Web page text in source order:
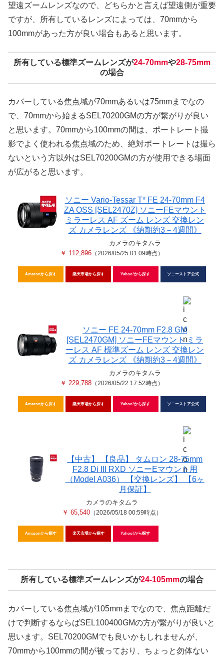
望遠ズームレンズなので、どちらかと言えば望遠側が重要
ですが、所有しているレンズによっては、70mmから
100mmがあった方が良い場合もあると思います。
所有している標準ズームレンズが24-70mmや28-75mm
の場合
カバーしている焦点域が70mmあるいは75mmまでなの
で、70mmから始まるSEL70200GMの方が繋がりが良い
と思います。70mmから100mmの間は、ポートレート撮
影でよく使われる焦点域のため、絶対ポートレートは撮ら
ないという方以外はSEL70200GMの方が使用できる場面
が広がると思います。
ソニー Vario-Tessar T* FE 24-70mm F4
ZA OSS [SEL2470Z] ソニーFEマウント
ミラーレス AF ズーム レンズ 交換レン
ズ カメラレンズ 《納期約3－4週間》
カメラのキタムラ
￥ 112,896 （2026/05/25 01:09時点）
Amazonから探す 楽天市場から探す Yahoo!から探す ソニーストア公式
ソニー FE 24-70mm F2.8 GM
[SEL2470GM] ソニーFEマウント ミラ
ーレス AF 標準ズーム レンズ 交換レン
ズ カメラレンズ 《納期約3－4週間》
カメラのキタムラ
￥ 229,788 （2026/05/22 17:52時点）
Amazonから探す 楽天市場から探す Yahoo!から探す ソニーストア公式
【中古】 【良品】 タムロン 28-75mm
F2.8 Di III RXD ソニーEマウント用
（Model A036） 【交換レンズ】 【6ヶ
月保証】
カメラのキタムラ
￥ 65,540（2026/05/18 00:59時点）
Amazonから探す 楽天市場から探す Yahoo!から探す
所有している標準ズームレンズが24-105mmの場合
カバーしている焦点域が105mmまでなので、焦点距離だ
けで判断するならばSEL100400GMの方が繋がりが良いと
思います。SEL70200GMでも良いかもしれませんが、
70mmから100mmの間が被っており、ちょっと勿体ない